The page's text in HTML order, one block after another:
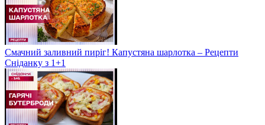
Смачний заливний пиріг! Капустяна шарлотка – Рецепти
Сніданку з 1+1